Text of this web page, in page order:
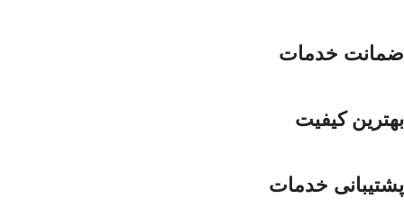
ضمانت خدمات
بهترین کیفیت
پشتیبانی خدمات